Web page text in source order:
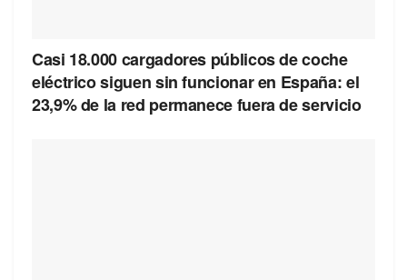
Casi 18.000 cargadores públicos de coche
eléctrico siguen sin funcionar en España: el
23,9% de la red permanece fuera de servicio